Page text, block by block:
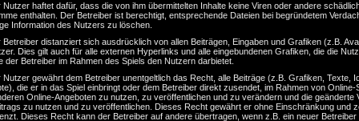
Nutzer haftet dafür, dass die von ihm übermittelten Inhalte keine Viren oder andere
enthalten. Der Betreiber ist berechtigt, entsprechende Dateien bei begründetem
Information des Nutzers zu löschen.
Betreiber distanziert sich ausdrücklich von allen Beiträgen, Eingaben und Grafiken (z.B.
Dies gilt auch für alle externen Hyperlinks und alle eingebundenen Grafiken, die die
der Betreiber im Rahmen des Spiels den Nutzern darbietet.
Nutzer gewährt dem Betreiber unentgeltlich das Recht, alle Beiträge (z.B. Grafiken, Texte,
die er in das Spiel einbringt oder dem Betreiber direkt zusendet, im Rahmen von Online-
Online-Angeboten zu nutzen, zu veröffentlichen und zu verändern und die geänderte
zu nutzen und zu veröffentlichen. Dieses Recht gewährt er ohne Einschränkung und
Dieses Recht kann der Betreiber auf andere übertragen, wenn z.B. ein neuer Betreiber